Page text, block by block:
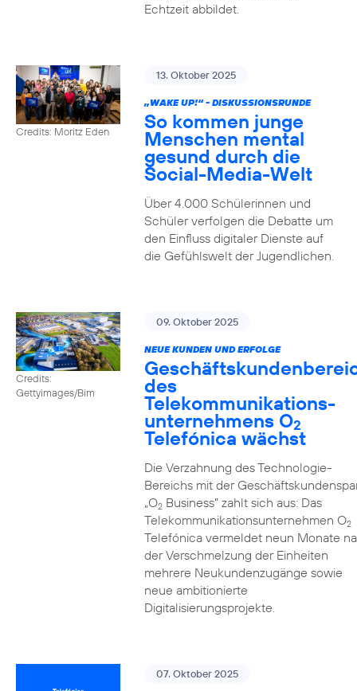
Echtzeit abbildet.
Credits: Moritz Eden
13. Oktober 2025
„WAKE UP!“ - DISKUSSIONSRUNDE
So kommen junge
Menschen mental
gesund durch die
Social-Media-Welt
Über 4.000 Schülerinnen und
Schüler verfolgen die Debatte um
den Einfluss digitaler Dienste auf
die Gefühlswelt der Jugendlichen.
Credits:
Gettyimages/Bim
09. Oktober 2025
NEUE KUNDEN UND ERFOLGE
des
Telekommunikations­
unternehmens O2
Telefónica wächst
Die Verzahnung des Technologie-
Bereichs mit der
„O2Business” zahlt sich aus: Das
Telekommunikationsunternehmen O2
Telefónica vermeldet neun Monate
der Verschmelzung der Einheiten
mehrere Neukundenzugänge sowie
neue ambitionierte
Digitalisierungsprojekte.
07. Oktober 2025